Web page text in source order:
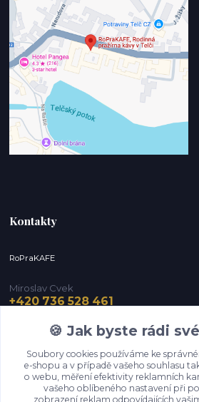
Kontakty
RoPraKAFE
Miroslav Cvek
+420 736 528 461
info@roprakafe.cz
🍪 Jak byste rádi
Soubory cookies používáme ke
e-shopu a v případě vašeho souhlasu
o webu, měření efektivity reklamních
vašeho oblíbeného nastavení při
zobrazení reklam odpovídajících